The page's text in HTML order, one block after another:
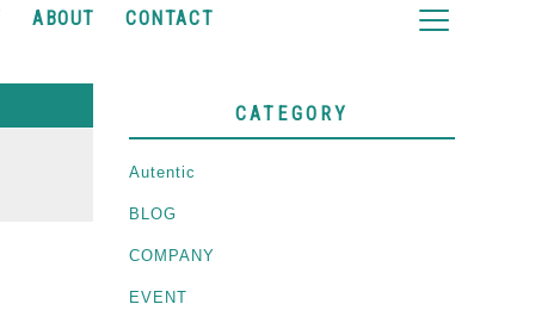
ABOUT CONTACT
CATEGORY
Autentic
BLOG
COMPANY
EVENT